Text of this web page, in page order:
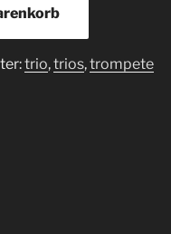
trio,trios,trompete